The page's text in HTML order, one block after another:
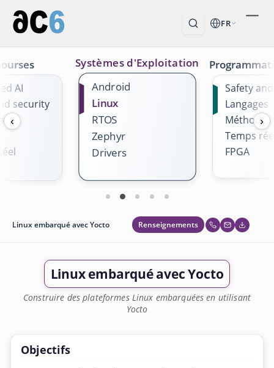
FR
‹
AI
security
Systèmes d'Exploitation
Android
Linux
RTOS
Zephyr
Drivers
Safety
Langages
Méthodes
Temps
FPGA
›
Linux embarqué avec Yocto Renseignements
Linux embarqué avec Yocto
Construire des plateformes Linux embarquées en utilisant
Yocto
Objectifs